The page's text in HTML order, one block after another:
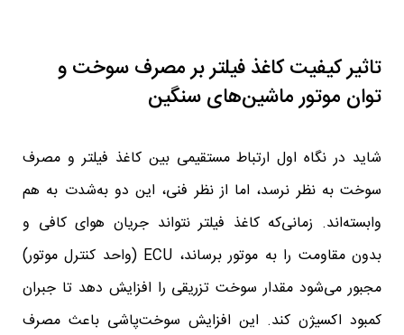
تاثیر کیفیت کاغذ فیلتر بر مصرف سوخت و
توان موتور ماشین‌های سنگین
شاید در نگاه اول ارتباط مستقیمی بین کاغذ فیلتر و مصرف
سوخت به نظر نرسد، اما از نظر فنی، این دو به‌شدت به هم
وابسته‌اند. زمانی‌که کاغذ فیلتر نتواند جریان هوای کافی و
بدون مقاومت را به موتور برساند، ECU (واحد کنترل موتور)
مجبور می‌شود مقدار سوخت تزریقی را افزایش دهد تا جبران
کمبود اکسیژن کند. این افزایش سوخت‌پاشی باعث مصرف